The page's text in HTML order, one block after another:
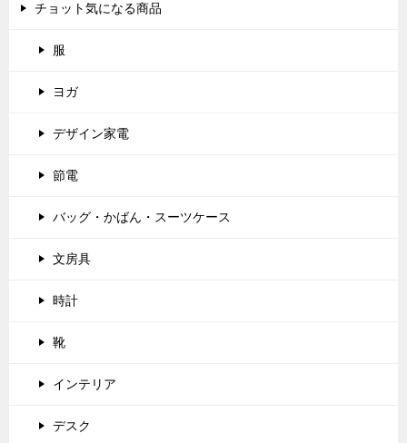
チョット気になる商品
服
ヨガ
デザイン家電
節電
バッグ・かばん・スーツケース
文房具
時計
靴
インテリア
デスク